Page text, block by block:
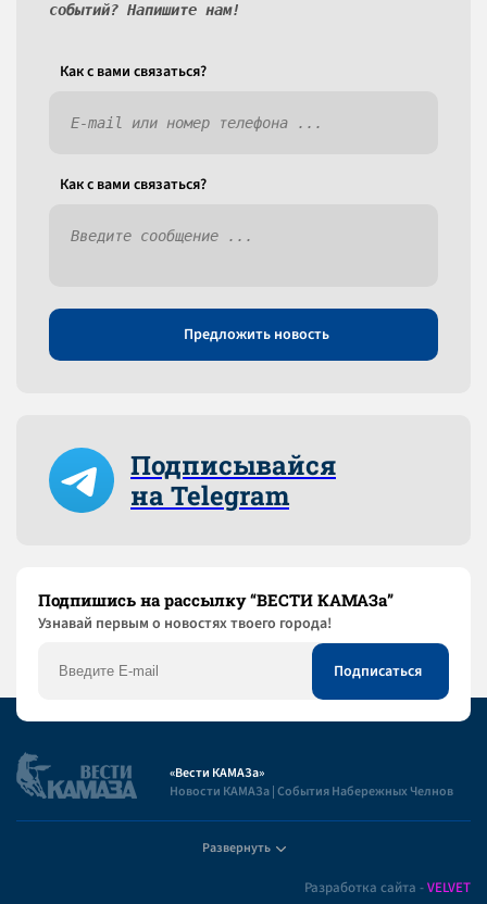
событий? Напишите нам!
Как c вами связаться?
Как c вами связаться?
Предложить новость
Подписывайся
на Telegram
Подпишись на рассылку “ВЕСТИ КАМАЗа”
Узнaвай первым о новостях твоего города!
«Вести КАМАЗа»
Новости КАМАЗа | События Набережных Челнов
Развернуть
Разработка сайта -VELVET